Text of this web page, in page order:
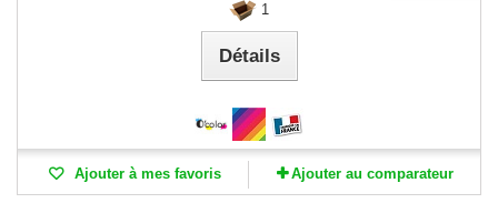
1
Détails
Ajouter à mes favoris Ajouter au comparateur